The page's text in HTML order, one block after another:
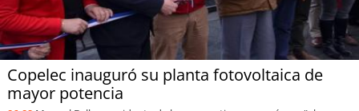
Copelec inauguró su planta fotovoltaica de
mayor potencia